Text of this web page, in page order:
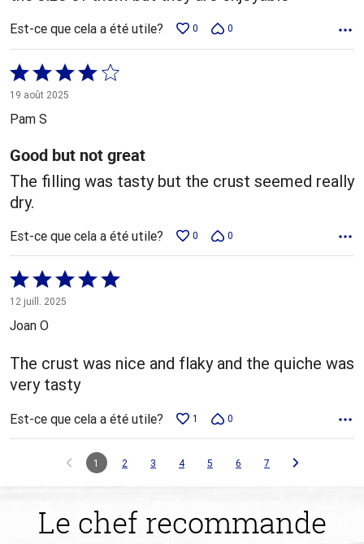
Est-ce que cela a été utile? 0 0
Coté
4 sur
5
19 août 2025
Pam S
Good but not great
The filling was tasty but the crust seemed really
dry.
Est-ce que cela a été utile? 0 0
Coté
5 sur
5
12 juill. 2025
Joan O
The crust was nice and flaky and the quiche was
very tasty
Est-ce que cela a été utile? 1 0
1 2 3 4 5 6 7
Le chef recommande